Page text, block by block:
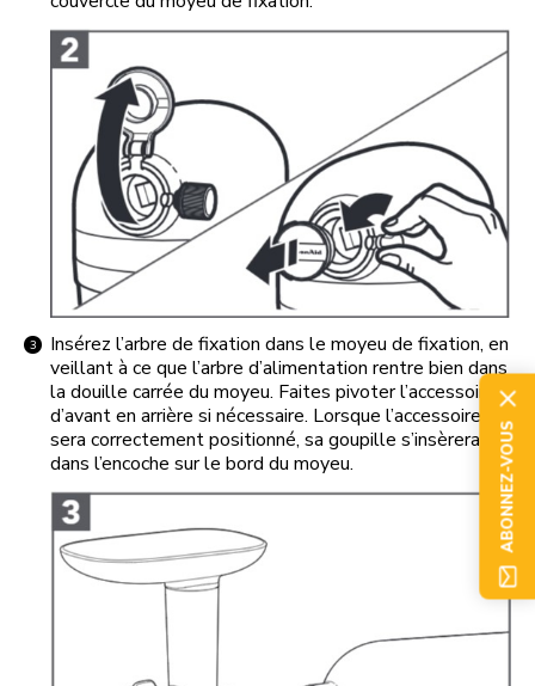
Insérez l’arbre de fixation dans le moyeu de fixation, en
veillant à ce que l’arbre d’alimentation rentre bien dans
la douille carrée du moyeu. Faites pivoter l’accessoire
d’avant en arrière si nécessaire. Lorsque l’accessoire
sera correctement positionné, sa goupille s’insèrera
dans l’encoche sur le bord du moyeu.
ABONNEZ-VOUS